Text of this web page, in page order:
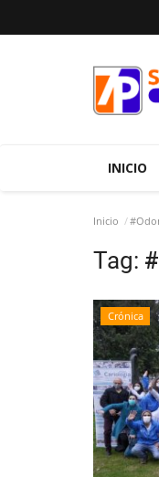
INICIO
Inicio
Tag:
Crónica